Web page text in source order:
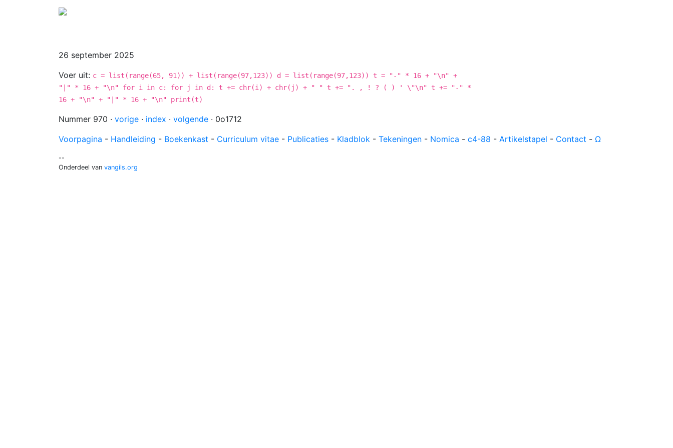
26 september 2025
Voer uit: c = list(range(65, 91)) + list(range(97,123)) d = list(range(97,123)) t = "-" * 16 + "\n" +
"|" * 16 + "\n" for i in c: for j in d: t += chr(i) + chr(j) + " " t += ". , ! ? ( ) ' \"\n" t += "-" *
16 + "\n" + "|" * 16 + "\n" print(t)
Nummer 970 · vorige · index · volgende · 0o1712
Voorpagina - Handleiding - Boekenkast - Curriculum vitae - Publicaties - Kladblok - Tekeningen - Nomica - c4-88 - Artikelstapel - Contact - Ω
--
Onderdeel van vangils.org